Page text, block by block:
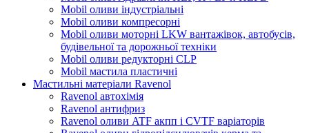
Mobil оливи індустріальні
Mobil оливи компресорні
Mobil оливи моторні LKW вантажівок, автобусів,
будівельної та дорожньої техніки
Mobil оливи редукторні CLP
Mobil мастила пластичні
Мастильні матеріали Ravenol
Ravenol автохімія
Ravenol антифриз
Ravenol оливи ATF акпп і CVTF варіаторів